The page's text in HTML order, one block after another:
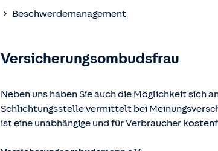
www.gesetze-im-internet.de
Beschwerdemanagement
Versicherungsombudsfrau
Neben uns haben Sie auch die Möglichkeit sich
Schlichtungsstelle vermittelt bei
ist eine unabhängige und für Verbraucher